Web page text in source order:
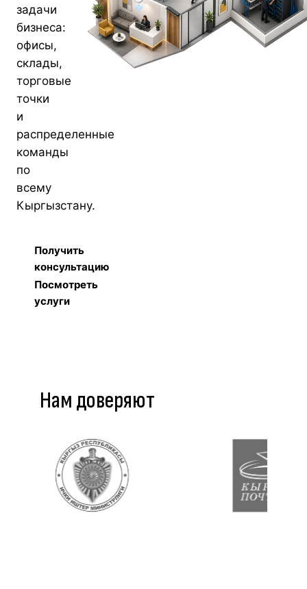
задачи
бизнеса:
офисы,
склады,
торговые
точки
и
распределенные
команды
по
всему
Кыргызстану.
Получить
консультацию
Посмотреть
услуги
Нам доверяют